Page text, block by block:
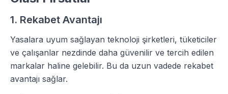
1. Rekabet Avantajı
Yasalara uyum sağlayan teknoloji şirketleri, tüketiciler
ve çalışanlar nezdinde daha güvenilir ve tercih edilen
markalar haline gelebilir. Bu da uzun vadede rekabet
avantajı sağlar.